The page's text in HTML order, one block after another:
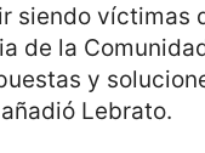
siendo víctimas
de la
y
Lebrato.